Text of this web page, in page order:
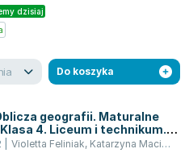
dzisiaj
Do koszyka
geografii. Maturalne
4. Liceum i technikum.
Violetta Feliniak, Katarzyna Maciążek